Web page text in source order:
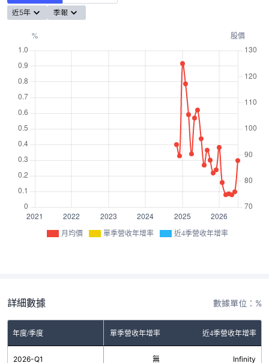
近5年 季報
月均價 單季營收年增率 近4季營收年增率
詳細數據 數據單位：%
年度/季度 單季營收年增率 近4季營收年增率
2026-Q1 無 Infinity